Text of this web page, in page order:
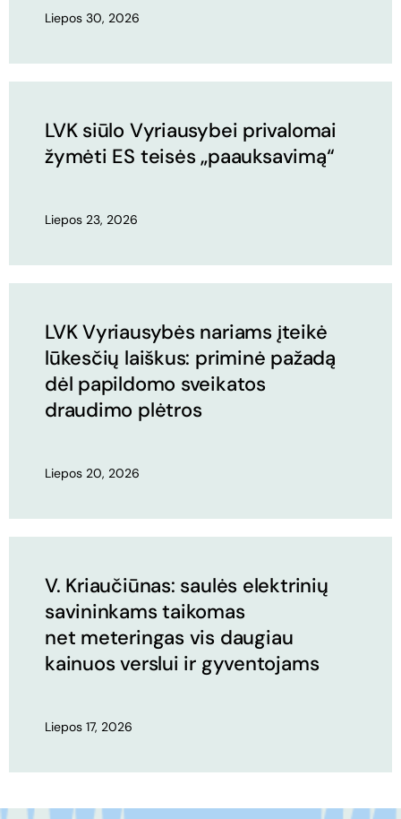
Liepos 30, 2026
LVK siūlo Vyriausybei privalomai
žymėti ES teisės „paauksavimą“
Liepos 23, 2026
LVK Vyriausybės nariams įteikė
lūkesčių laiškus: priminė pažadą
dėl papildomo sveikatos
draudimo plėtros
Liepos 20, 2026
V. Kriaučiūnas: saulės elektrinių
savininkams taikomas
net meteringas vis daugiau
kainuos verslui ir gyventojams
Liepos 17, 2026